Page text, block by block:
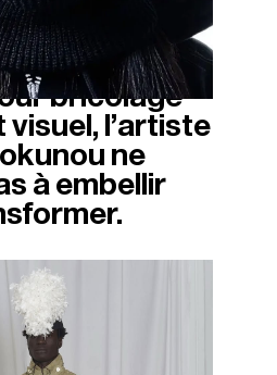
bricolage
l’artiste
ne
à embellir